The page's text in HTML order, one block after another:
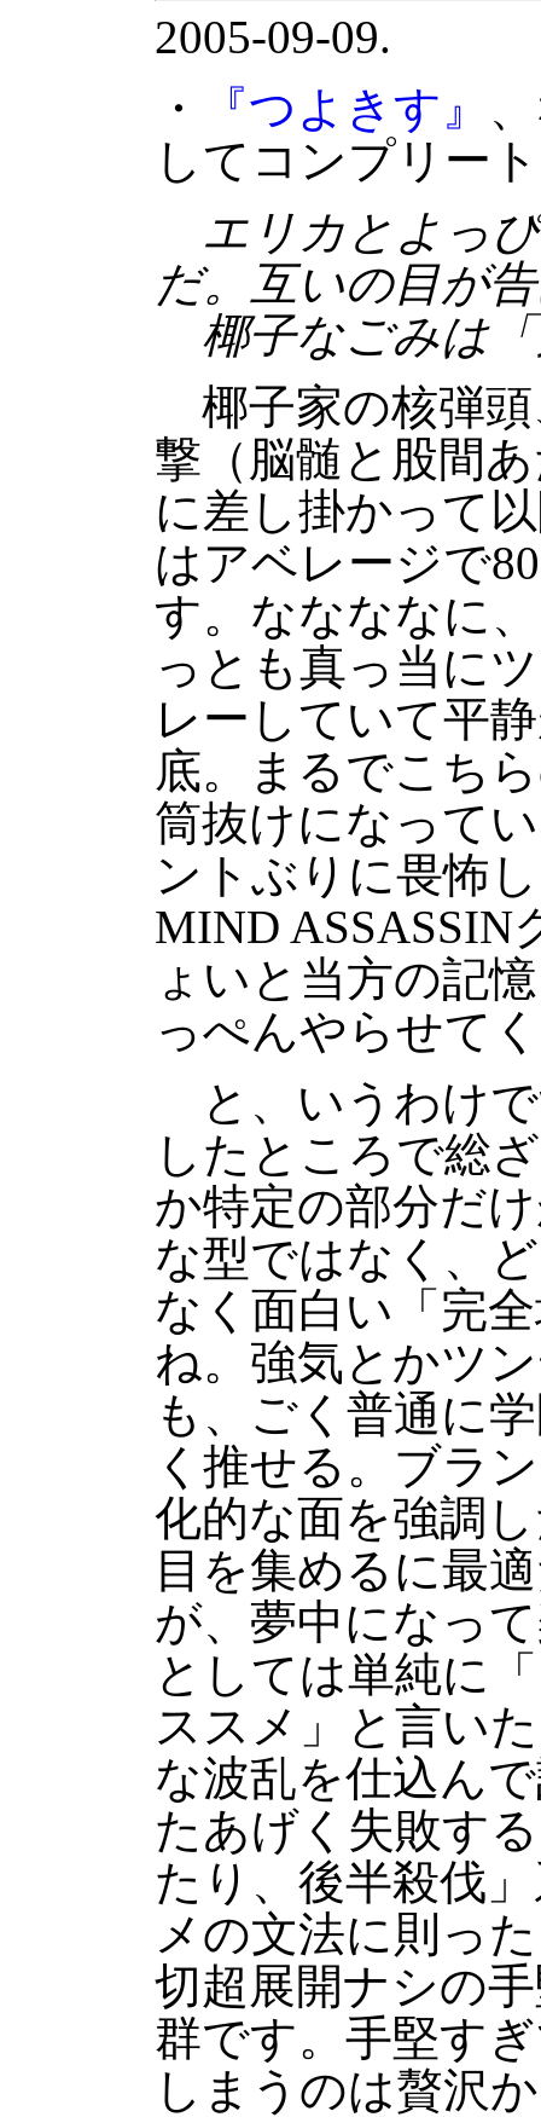
2005-09-09.
・
『つよきす』
してコンプリー
エリカとよっ
だ。互いの目が
椰子なごみは
椰子家の核弾頭
撃（脳髄と股間
に差し掛かって
はアベレージで
す。ななななに
っとも真っ当に
レーしていて平
底。まるでこち
筒抜けになって
ントぶりに畏怖
MIND
ょいと当方の記
っぺんやらせて
と、いうわけ
したところで総
か特定の部分だ
な型ではなく、
なく面白い「完
ね。強気とかツ
も、ごく普通に
く推せる。ブラ
化的な面を強調
目を集めるに最
が、夢中になっ
としては単純に
ススメ」と言い
な波乱を仕込ん
たあげく失敗す
たり、後半殺伐
メの文法に則っ
切超展開ナシの
群です。手堅す
しまうのは贅沢